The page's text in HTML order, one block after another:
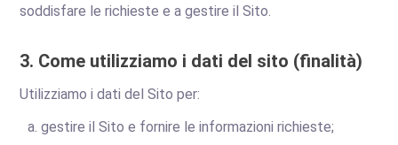
soddisfare le richieste e a gestire il Sito.
3. Come utilizziamo i dati del sito (finalità)
Utilizziamo i dati del Sito per:
gestire il Sito e fornire le informazioni richieste;